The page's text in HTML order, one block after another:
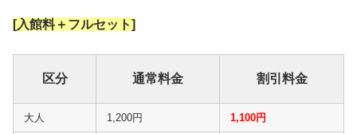
[入館料＋フルセット]
区分 通常料金 割引料金
大人 1,200円 1,100円